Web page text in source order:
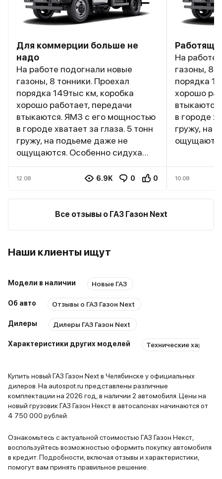
и еще 11 опций
4 860 000 ₽
4 850 000 ₽
Для коммерции больше не
надо
На работе подогнали новые
газоны, 8 тонники. Проехал
порядка 149тыс км, коробка
хорошо работает, передачи
втыкаются. ЯМЗ с его мощностью
в городе хватает за глаза. 5 тонн
гружу, на подьеме даже не
ощущаются. Особенно сидуха
сделали. При должном уходе и
проедет газон не меньше 300
тыс, спокойно.
12.08 6.9K 0 0
На работе
газоны, 8
порядка
хорошо
в городе
гружу, на
опытном
тыс,
10.08
Все отзывы о ГАЗ Газон Next
Наши клиенты ищут
Модели в наличии Новые ГАЗ
Об авто Отзывы о ГАЗ Газон Next
Дилеры Дилеры ГАЗ Газон Next
Характеристики других моделей Технические
Купить новый ГАЗ Газон Next в Челябинске у официальных
дилеров. На autospot.ru представлены различные
комплектации на 2026 год, в наличии 2 автомобиля. Цены на
новый грузовик ГАЗ Газон Некст в автосалонах начинаются от
4 750 000 рублей.
Ознакомьтесь с актуальной стоимостью ГАЗ Газон Некст,
воспользуйтесь возможностью оформить покупку автомобиля
в кредит. Подробности, включая отзывы и характеристики,
помогут вам принять правильное решение.